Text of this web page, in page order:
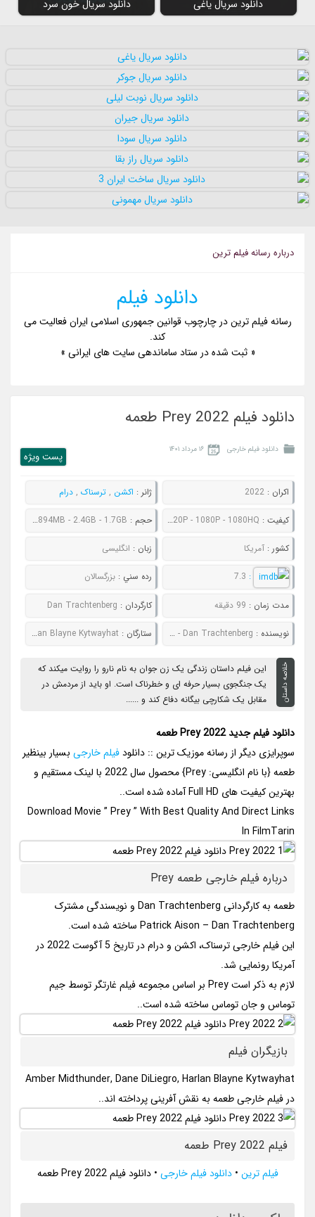
دانلود سریال یاغی دانلود سریال خون سرد
درباره رسانه فيلم ترين
دانلود فیلم
رسانه فیلم ترین در چارچوب قوانین جمهوری اسلامی ایران فعالیت می
کند.
« ثبت شده در ستاد ساماندهی سایت های ایرانی »
دانلود فیلم Prey 2022 طعمه
دانلود فیلم خارجی ۱۶ مرداد ۱۴۰۱
پست ويژه
اکران :2022 ژانر : اکشن , ترسناک , درام
کيفيت : 480P - 720P - 1080P - 1080HQ حجم : 630MB - 894MB - 2.4GB - 1.7GB
کشور :آمریکا زبان : انگلیسی
:
7.3 رده سني : بزرگسالان
مدت زمان : 99 دقیقه کارگردان : Dan Trachtenberg
نويسنده : Patrick Aison - Dan Trachtenberg ستارگان : Amber Midthunder, Dane DiLiegro, Harlan Blayne Kytwayhat
خلاصه داستان
این فیلم داستان زندگی یک زن جوان به نام نارو را روایت میکند که
یک جنگجوی بسیار حرفه ای و خطرناک است. او باید از مردمش در
مقابل یک شکارچی بیگانه دفاع کند و ......
دانلود فیلم جدید Prey 2022 طعمه
سوپرایزی دیگر از رسانه موزیک ترین :: دانلودفیلم خارجی بسیار بینظیر
طعمه {با نام انگلیسی: Prey} محصول سال 2022 با لینک مستقیم و
بهترین کیفیت های Full HD آماده شده است..
Download Movie ” Prey ” With Best Quality And Direct Links
In FilmTarin
درباره فیلم خارجی طعمه Prey
طعمه به کارگردانی Dan Trachtenberg و نویسندگی مشترک
Patrick Aison – Dan Trachtenberg ساخته شده است.
این فیلم خارجی ترسناک، اکشن و درام در تاریخ 5 آگوست 2022 در
آمریکا رونمایی شد.
لازم به ذکر است Prey بر اساس مجموعه فیلم غارتگر توسط جیم
توماس و جان توماس ساخته شده است..
بازیگران فیلم
Amber Midthunder, Dane DiLiegro, Harlan Blayne Kytwayhat
در فیلم خارجی طعمه به نقش آفرینی پرداخته اند..
فیلم Prey 2022 طعمه
فیلم ترین •دانلود فیلم خارجی •دانلود فیلم Prey 2022 طعمه